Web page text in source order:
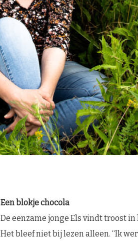
Een blokje chocola
De eenzame jonge Els vindt troost
Het bleef niet bij lezen alleen. “Ik